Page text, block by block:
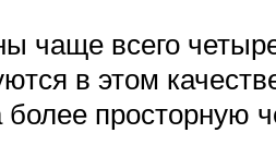
чаще всего
в этом
более просторную